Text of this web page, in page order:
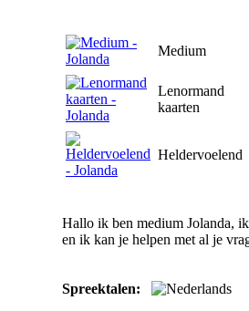
Medium
Lenormand
kaarten
Heldervoelend
Hallo ik ben medium Jolanda,
en ik kan je helpen met al je
Spreektalen: